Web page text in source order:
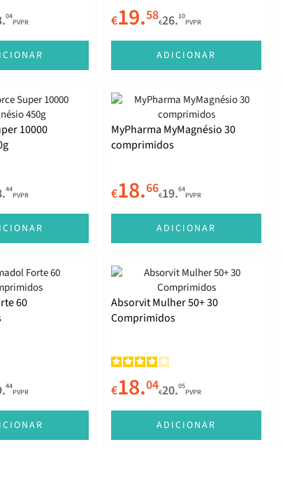
04
PVPR €19.58€26.10
PVPR
ADICIONAR
10000
44
PVPR
MyPharma MyMagnésio 30
comprimidos
€18.66€19.64
PVPR
ADICIONAR
60
44
PVPR
Absorvit Mulher 50+ 30
Comprimidos
€18.04€20.05
PVPR
ADICIONAR